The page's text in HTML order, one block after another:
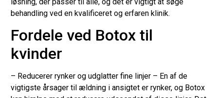
behandling ved en kvalificeret og erfaren klinik.
Fordele ved Botox til
kvinder
– Reducerer rynker og udglatter fine linjer – En af de
vigtigste årsager til ældning i ansigtet er rynker, og Botox